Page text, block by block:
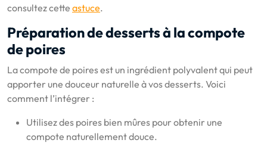
consultez cette astuce.
Préparation de desserts à la compote
de poires
La compote de poires est un ingrédient polyvalent qui peut
apporter une douceur naturelle à vos desserts. Voici
comment l’intégrer :
Utilisez des poires bien mûres pour obtenir une
compote naturellement douce.